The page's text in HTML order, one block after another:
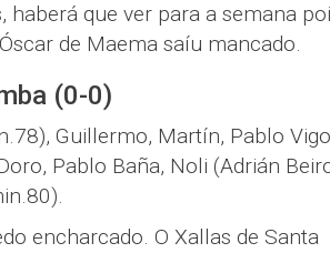
que ver para a semana
de Maema saíu mancado.
(0-0)
Guillermo, Martín, Pablo
Pablo Baña, Noli (Adrián
encharcado. O Xallas de Santa